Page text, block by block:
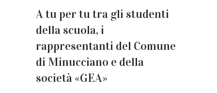
A tu per tu tra gli studenti
della scuola, i
rappresentanti del Comune
di Minucciano e della
società «GEA»